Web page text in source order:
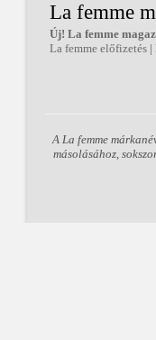
La femme
Új! La femme
La femme előfizetés |
A La femme
másolásához,